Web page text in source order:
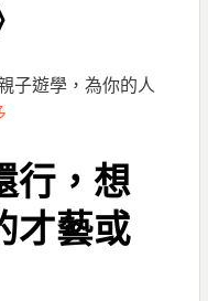
子遊學，為你的人
行，想
才藝或